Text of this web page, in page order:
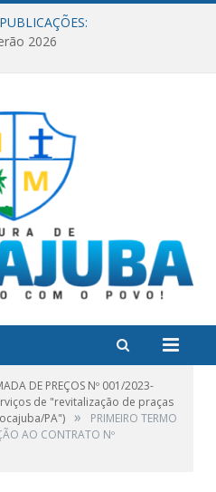
2026
DE PREÇOS Nº 001/2023-
de "revitalização de praças
PA") »
PRIMEIRO TERMO
AO CONTRATO Nº